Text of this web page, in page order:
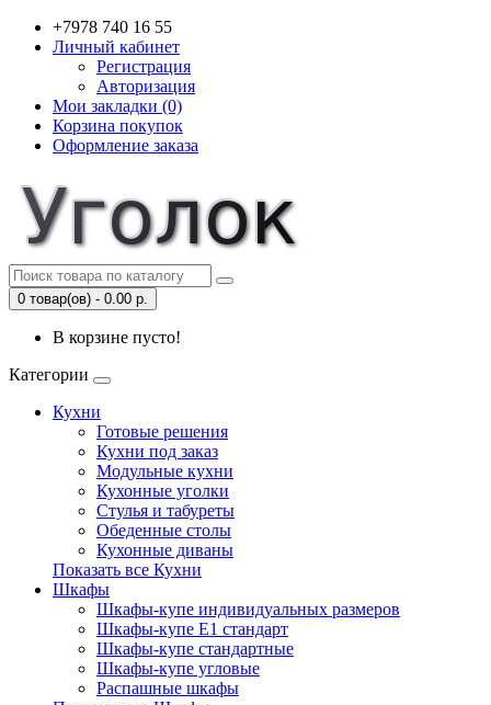
+7978 740 16 55
Личный кабинет
Регистрация
Авторизация
Мои закладки (0)
Корзина покупок
Оформление заказа
0 товар(ов) - 0.00 р.
В корзине пусто!
Категории
Кухни
Готовые решения
Кухни под заказ
Модульные кухни
Кухонные уголки
Стулья и табуреты
Обеденные столы
Кухонные диваны
Показать все Кухни
Шкафы
Шкафы-купе индивидуальных размеров
Шкафы-купе Е1 стандарт
Шкафы-купе стандартные
Шкафы-купе угловые
Распашные шкафы